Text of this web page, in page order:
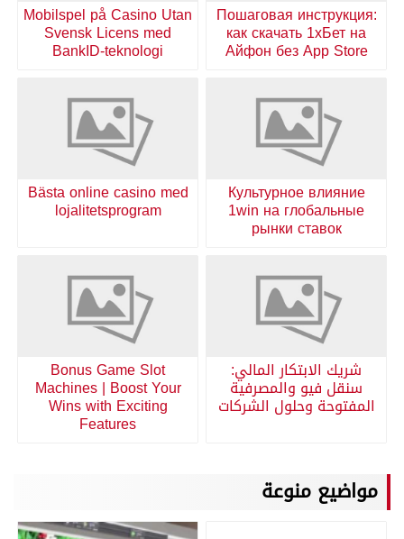
Пошаговая инструкция:
как скачать 1хБет на
Айфон без App Store
Mobilspel på Casino Utan
Svensk Licens med
BankID-teknologi
Культурное влияние
1win на глобальные
рынки ставок
Bästa online casino med
lojalitetsprogram
شريك الابتكار المالي:
سنقل فيو والمصرفية
المفتوحة وحلول الشركات
Bonus Game Slot
Machines | Boost Your
Wins with Exciting
Features
مواضيع منوعة